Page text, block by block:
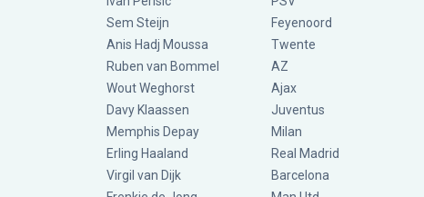
Sem Steijn
Anis Hadj Moussa
Ruben van Bommel
Wout Weghorst
Davy Klaassen
Memphis Depay
Erling Haaland
Virgil van Dijk
Feyenoord
Twente
AZ
Ajax
Juventus
Milan
Real Madrid
Barcelona